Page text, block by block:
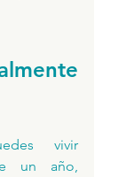
vivir
un año,